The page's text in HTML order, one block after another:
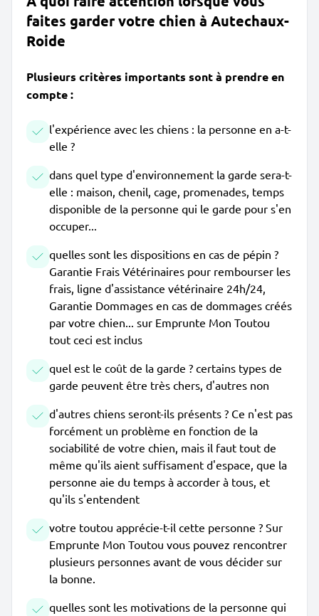
faites garder votre chien à Autechaux-
Roide
Plusieurs critères importants sont à prendre en
compte :
l'expérience avec les chiens : la personne en a-t-
elle ?
dans quel type d'environnement la garde sera-t-
elle : maison, chenil, cage, promenades, temps
disponible de la personne qui le garde pour s'en
occuper...
quelles sont les dispositions en cas de pépin ?
Garantie Frais Vétérinaires pour rembourser les
frais, ligne d'assistance vétérinaire 24h/24,
Garantie Dommages en cas de dommages créés
par votre chien... sur Emprunte Mon Toutou
tout ceci est inclus
quel est le coût de la garde ? certains types de
garde peuvent être très chers, d'autres non
d'autres chiens seront-ils présents ? Ce n'est pas
forcément un problème en fonction de la
sociabilité de votre chien, mais il faut tout de
même qu'ils aient suffisament d'espace, que la
personne aie du temps à accorder à tous, et
qu'ils s'entendent
votre toutou apprécie-t-il cette personne ? Sur
Emprunte Mon Toutou vous pouvez rencontrer
plusieurs personnes avant de vous décider sur
la bonne.
quelles sont les motivations de la personne qui